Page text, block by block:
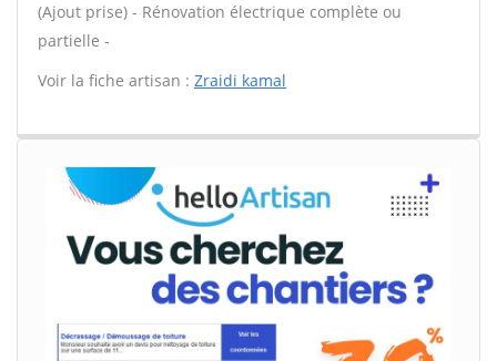
(Ajout prise) - Rénovation électrique complète ou
partielle -
Voir la fiche artisan : Zraidi kamal